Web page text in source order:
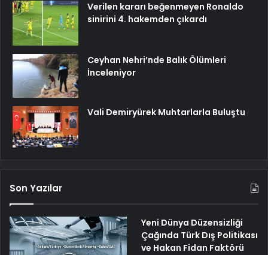
Verilen kararı beğenmeyen Ronaldo
sinirini 4. hakemden çıkardı
Ceyhan Nehri’nde Balık Ölümleri
İnceleniyor
Vali Demiryürek Muhtarlarla Buluştu
Son Yazılar
Yeni Dünya Düzensizliği
Çağında Türk Dış Politikası
ve Hakan Fidan Faktörü